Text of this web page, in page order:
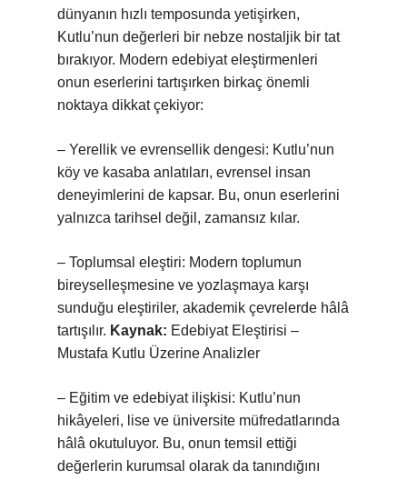
dünyanın hızlı temposunda yetişirken,
Kutlu’nun değerleri bir nebze nostaljik bir tat
bırakıyor. Modern edebiyat eleştirmenleri
onun eserlerini tartışırken birkaç önemli
noktaya dikkat çekiyor:
– Yerellik ve evrensellik dengesi: Kutlu’nun
köy ve kasaba anlatıları, evrensel insan
deneyimlerini de kapsar. Bu, onun eserlerini
yalnızca tarihsel değil, zamansız kılar.
– Toplumsal eleştiri: Modern toplumun
bireyselleşmesine ve yozlaşmaya karşı
sunduğu eleştiriler, akademik çevrelerde hâlâ
tartışılır. Kaynak: Edebiyat Eleştirisi –
Mustafa Kutlu Üzerine Analizler
– Eğitim ve edebiyat ilişkisi: Kutlu’nun
hikâyeleri, lise ve üniversite müfredatlarında
hâlâ okutuluyor. Bu, onun temsil ettiği
değerlerin kurumsal olarak da tanındığını